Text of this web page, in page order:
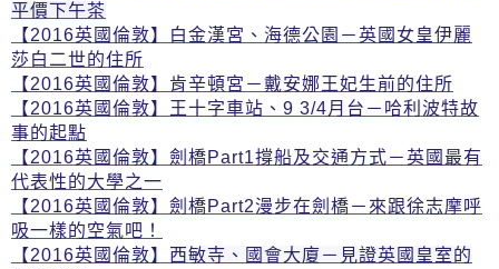
平價下午茶
【2016英國倫敦】白金漢宮、海德公園－英國女皇伊麗
莎白二世的住所
【2016英國倫敦】肯辛頓宮－戴安娜王妃生前的住所
【2016英國倫敦】王十字車站、9 3/4月台－哈利波特故
事的起點
【2016英國倫敦】劍橋Part1撐船及交通方式－英國最有
代表性的大學之一
【2016英國倫敦】劍橋Part2漫步在劍橋－來跟徐志摩呼
吸一樣的空氣吧！
【2016英國倫敦】 西敏寺 、 國會大廈－見證英國皇室的